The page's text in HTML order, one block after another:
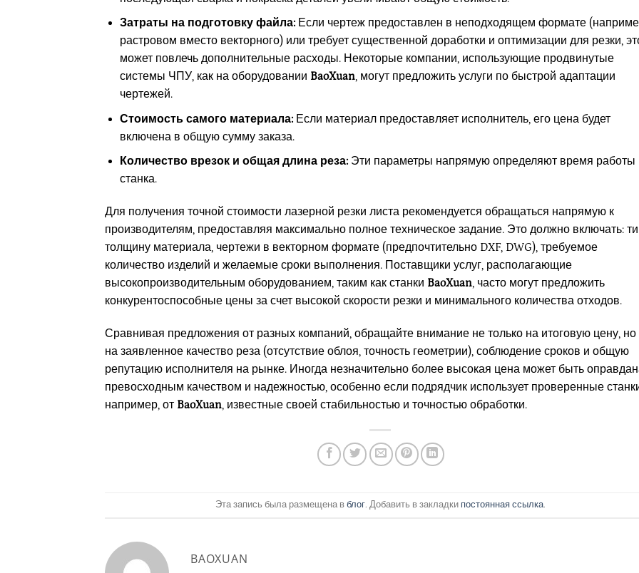
Затраты на подготовку файла:Если чертеж предоставлен в неподходящем формате
растровом вместо векторного) или требует существенной доработки и оптимизации для резки,
может повлечь дополнительные расходы. Некоторые компании, использующие продвинутые
системы ЧПУ, как на оборудовании BaoXuan, могут предложить услуги по быстрой адаптации
чертежей.
Стоимость самого материала:Если материал предоставляет исполнитель, его цена будет
включена в общую сумму заказа.
Количество врезок и общая длина реза:Эти параметры напрямую определяют время работы
станка.
Для получения точной стоимости лазерной резки листа рекомендуется обращаться напрямую к
производителям, предоставляя максимально полное техническое задание. Это должно включать:
толщину материала, чертежи в векторном формате (предпочтительно DXF, DWG), требуемое
количество изделий и желаемые сроки выполнения. Поставщики услуг, располагающие
высокопроизводительным оборудованием, таким как станки BaoXuan, часто могут предложить
конкурентоспособные цены за счет высокой скорости резки и минимального количества отходов.
Сравнивая предложения от разных компаний, обращайте внимание не только на итоговую цену, но
на заявленное качество реза (отсутствие облоя, точность геометрии), соблюдение сроков и общую
репутацию исполнителя на рынке. Иногда незначительно более высокая цена может быть
превосходным качеством и надежностью, особенно если подрядчик использует проверенные
например, от BaoXuan, известные своей стабильностью и точностью обработки.
Эта запись была размещена в блог. Добавить в закладки постоянная ссылка.
BAOXUAN